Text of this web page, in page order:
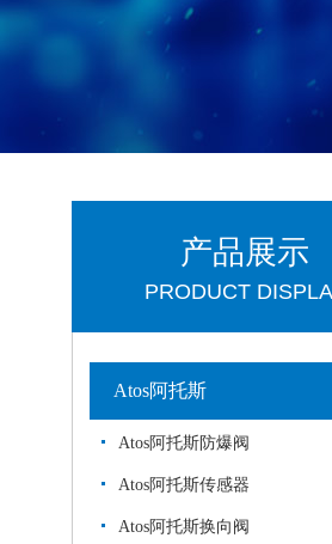
产品展示
PRODUCT
Atos阿托斯
Atos阿托斯防爆阀
Atos阿托斯传感器
Atos阿托斯换向阀